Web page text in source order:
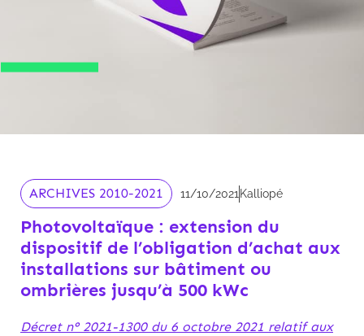
ARCHIVES 2010-2021 11/10/2021 Kalliopé
Photovoltaïque : extension du
dispositif de l’obligation d’achat aux
installations sur bâtiment ou
ombrières jusqu’à 500 kWc
Décret n° 2021-1300 du 6 octobre 2021 relatif aux